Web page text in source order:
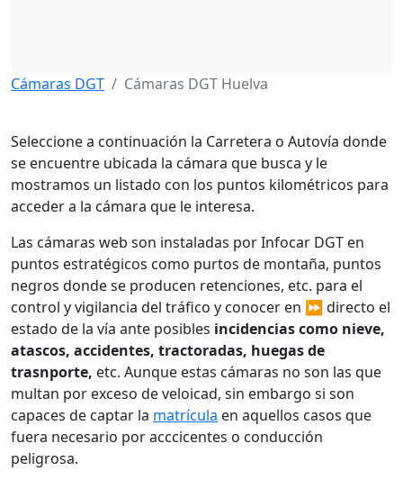
Cámaras DGT Cámaras DGT Huelva
Seleccione a continuación la Carretera o Autovía donde
se encuentre ubicada la cámara que busca y le
mostramos un listado con los puntos kilométricos para
acceder a la cámara que le interesa.
Las cámaras web son instaladas por Infocar DGT en
puntos estratégicos como purtos de montaña, puntos
negros donde se producen retenciones, etc. para el
control y vigilancia del tráfico y conocer en ⏩ directo el
estado de la vía ante posibles incidencias como nieve,
atascos, accidentes, tractoradas, huegas de
trasnporte, etc. Aunque estas cámaras no son las que
multan por exceso de veloicad, sin embargo si son
capaces de captar la matrícula en aquellos casos que
fuera necesario por acccicentes o conducción
peligrosa.